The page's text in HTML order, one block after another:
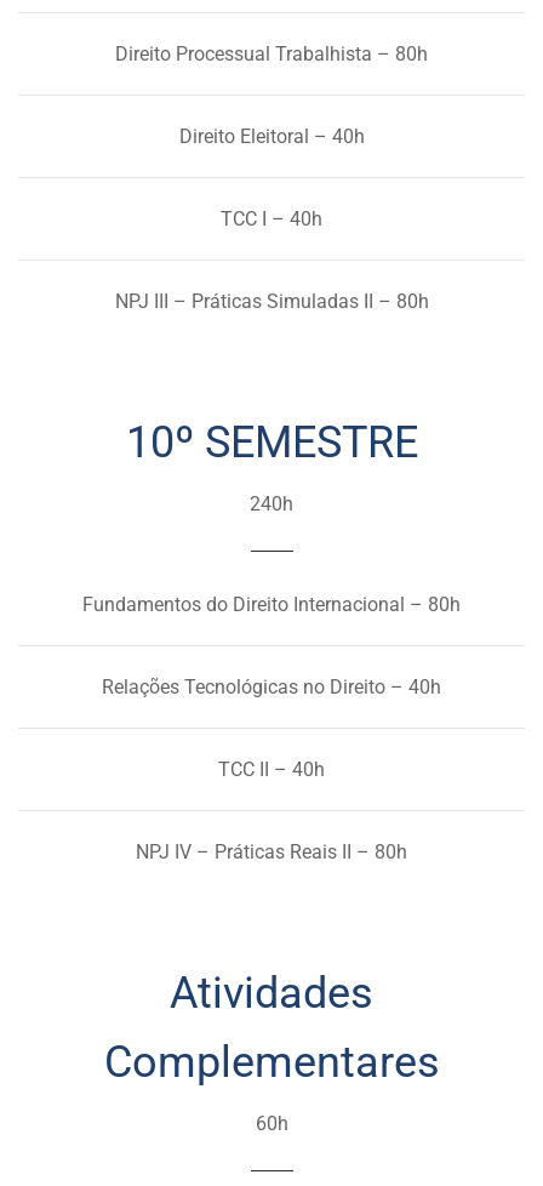
Direito Processual Trabalhista – 80h
Direito Eleitoral – 40h
TCC I – 40h
NPJ III – Práticas Simuladas II – 80h
10º SEMESTRE
240h
Fundamentos do Direito Internacional – 80h
Relações Tecnológicas no Direito – 40h
TCC II – 40h
NPJ IV – Práticas Reais II – 80h
Atividades
Complementares
60h